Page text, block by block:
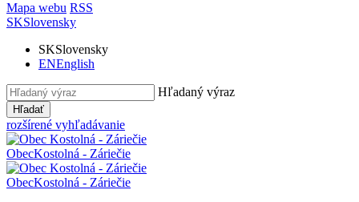
Mapa webu RSS
SKSlovensky
SKSlovensky
ENEnglish
Hľadaný výraz
Hľadať
rozšírené vyhľadávanie
ObecKostolná - Záriečie
ObecKostolná - Záriečie